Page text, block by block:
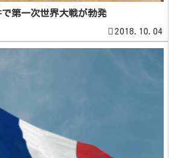
第一次世界大戦が勃発
2018.10.04